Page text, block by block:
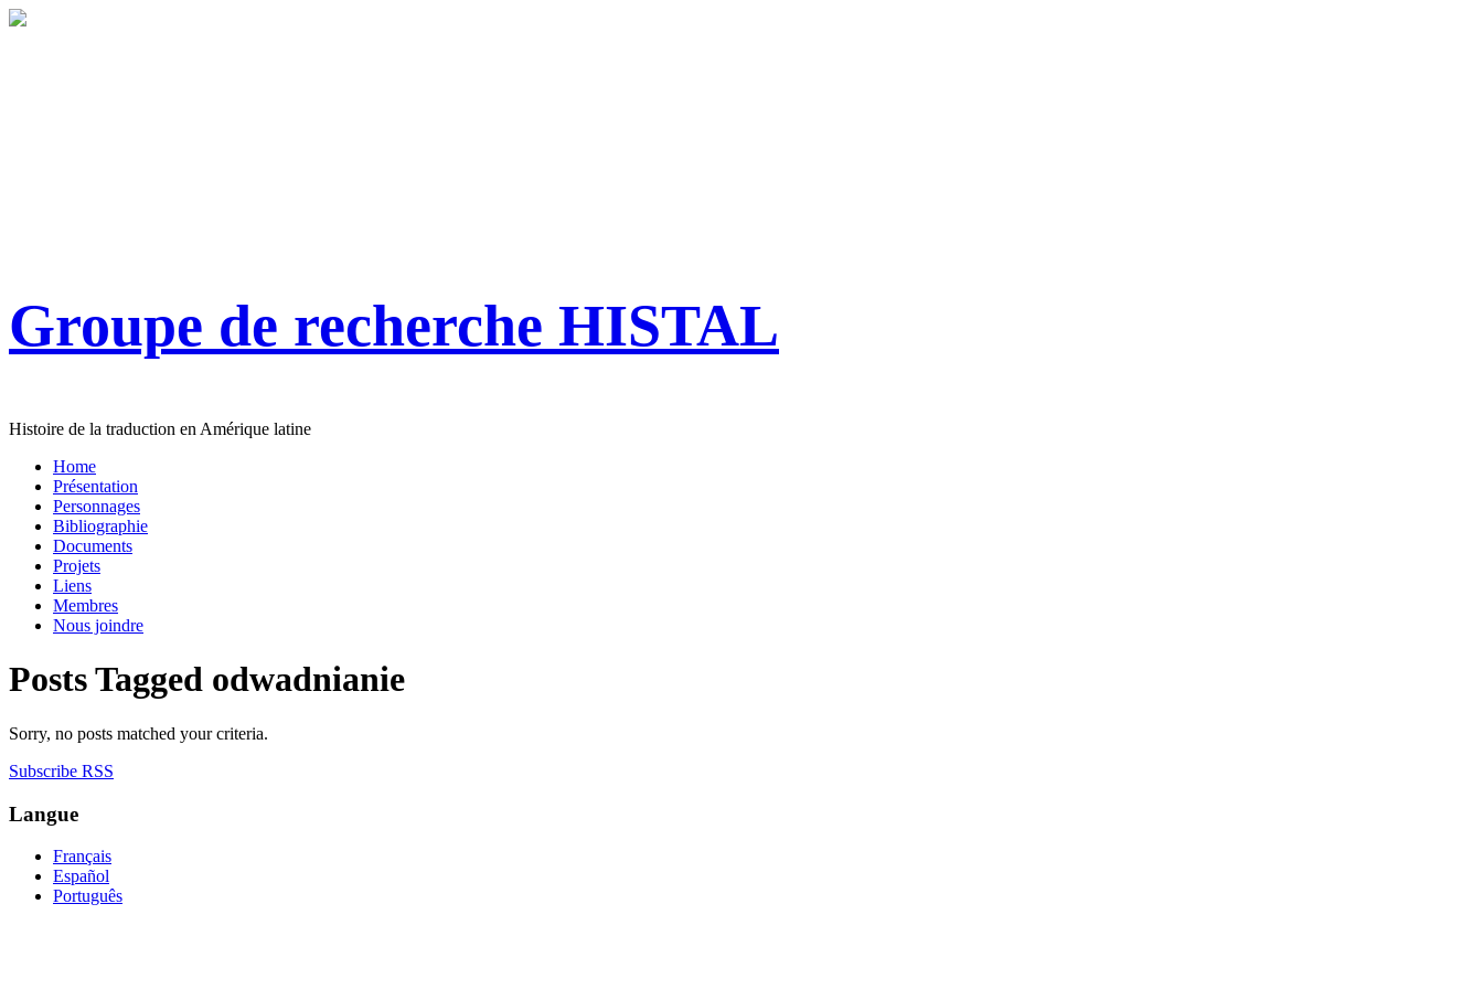
Groupe de recherche HISTAL
Histoire de la traduction en Amérique latine
Home
Présentation
Personnages
Bibliographie
Documents
Projets
Liens
Membres
Nous joindre
Posts Tagged odwadnianie
Sorry, no posts matched your criteria.
Subscribe RSS
Langue
Français
Español
Português